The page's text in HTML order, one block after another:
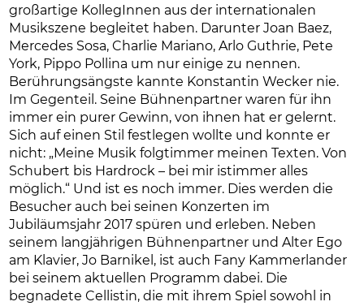
großartige KollegInnen aus der internationalen
Musikszene begleitet haben. Darunter Joan Baez,
Mercedes Sosa, Charlie Mariano, Arlo Guthrie, Pete
York, Pippo Pollina um nur einige zu nennen.
Berührungsängste kannte Konstantin Wecker nie.
Im Gegenteil. Seine Bühnenpartner waren für ihn
immer ein purer Gewinn, von ihnen hat er gelernt.
Sich auf einen Stil festlegen wollte und konnte er
nicht: „Meine Musik folgtimmer meinen Texten. Von
Schubert bis Hardrock – bei mir istimmer alles
möglich.“ Und ist es noch immer. Dies werden die
Besucher auch bei seinen Konzerten im
Jubiläumsjahr 2017 spüren und erleben. Neben
seinem langjährigen Bühnenpartner und Alter Ego
am Klavier, Jo Barnikel, ist auch Fany Kammerlander
bei seinem aktuellen Programm dabei. Die
begnadete Cellistin, die mit ihrem Spiel sowohl in